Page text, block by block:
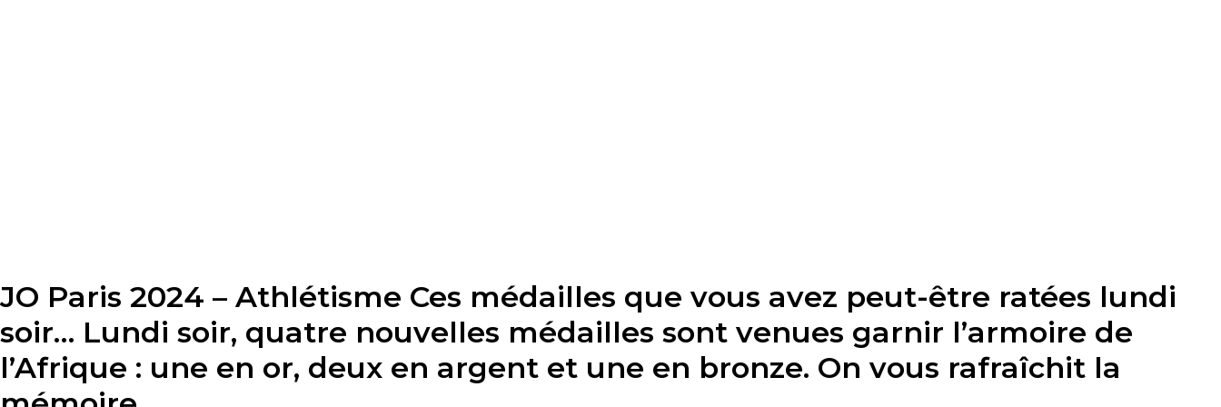
JO Paris 2024 – Athlétisme Ces médailles que vous avez peut-être ratées lundi
soir… Lundi soir, quatre nouvelles médailles sont venues garnir l’armoire de
l’Afrique : une en or, deux en argent et une en bronze. On vous rafraîchit la